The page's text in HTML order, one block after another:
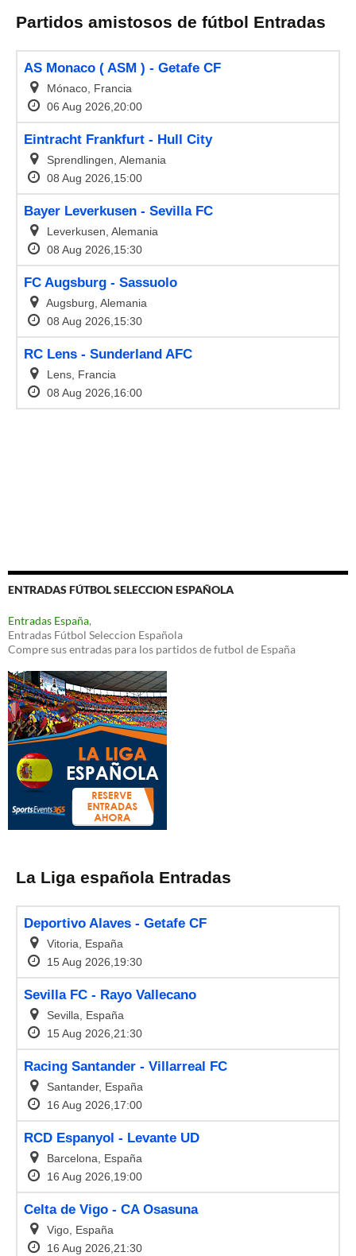
ENTRADAS FÚTBOL SELECCION ESPAÑOLA
Entradas España,
Entradas Fútbol Seleccion Española
Compre sus entradas para los partidos de futbol de España